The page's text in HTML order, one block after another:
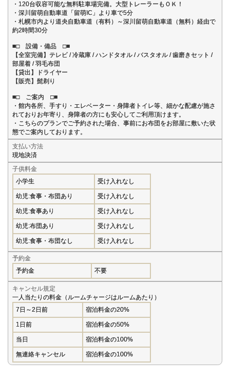
・120台収容可能な無料駐車場完備。大型トレーラーもＯＫ！
・深川留萌自動車道「留萌IC」より車で5分
・札幌市内より道央自動車道（有料）～深川留萌自動車道（無料）経由で
約2時間30分
■□ 設備・備品 □■
【全室完備】テレビ / 冷蔵庫 / ハンドタオル / バスタオル / 歯磨きセット /
部屋着 / 羽毛布団
【貸出】ドライヤー
【販売】髭剃り
■□ ご案内 □■
・館内各所、手すり・エレベーター・身障者トイレ等、細かな配慮が施さ
れておりお年寄り、身障者の方にも安心してご利用頂けます。
・こちらのプランでご予約された場合、事前にお布団をお部屋に敷いた状
態でご案内しております。
支払い方法
現地決済
子供料金
小学生
受け入れなし
幼児:食事・布団あり 受け入れなし
幼児:食事あり 受け入れなし
幼児:布団あり 受け入れなし
幼児:食事・布団なし 受け入れなし
予約金
予約金
不要
キャンセル規定
一人当たりの料金（ルームチャージはルームあたり）
7日～2日前
宿泊料金の20%
1日前 宿泊料金の50%
当日 宿泊料金の100%
無連絡キャンセル 宿泊料金の100%